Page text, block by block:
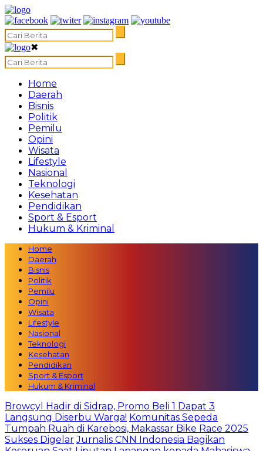
✖
Home
Daerah
Bisnis
Politik
Pemilu
Opini
Wisata
Lifestyle
Nasional
Teknologi
Kesehatan
Pendidikan
Sport & Esport
Hukum & Kriminal
Home
Daerah
Bisnis
Politik
Pemilu
Opini
Wisata
Lifestyle
Nasional
Teknologi
Kesehatan
Pendidikan
Sport & Esport
Hukum & Kriminal
Browcyl Hadir di Sidrap, Promo Beli 1 Dapat 3
Langsung Diserbu Warga! Komunitas Sepeda
Tumpah Ruah di Karebosi, Makassar Bike Race 2025
Sukses Digelar Jurnalis CNN Indonesia Bagikan